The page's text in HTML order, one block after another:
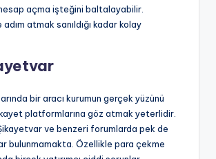
hesap açma işteğini baltalayabilir.
adım atmak sanıldığı kadar kolay
bir aracı kurumun gerçek yüzünü
platformlarına göz atmak yeterlidir.
ve benzeri forumlarda pek de
bulunmamakta. Özellikle para çekme